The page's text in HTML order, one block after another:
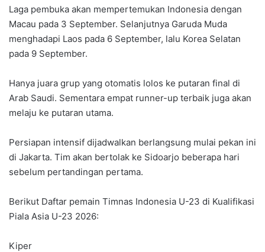
Laga pembuka akan mempertemukan Indonesia dengan
Macau pada 3 September. Selanjutnya Garuda Muda
menghadapi Laos pada 6 September, lalu Korea Selatan
pada 9 September.
Hanya juara grup yang otomatis lolos ke putaran final di
Arab Saudi. Sementara empat runner-up terbaik juga akan
melaju ke putaran utama.
Persiapan intensif dijadwalkan berlangsung mulai pekan ini
di Jakarta. Tim akan bertolak ke Sidoarjo beberapa hari
sebelum pertandingan pertama.
Berikut Daftar pemain Timnas Indonesia U-23 di Kualifikasi
Piala Asia U-23 2026:
Kiper